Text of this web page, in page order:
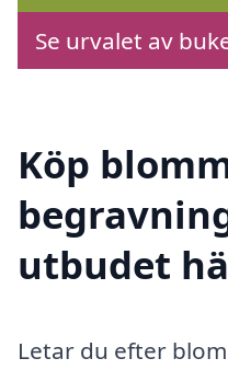
Se urvalet av
Köp
utbudet
Letar du efter